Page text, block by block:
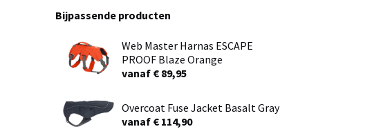
Bijpassende producten
Web Master Harnas ESCAPE
PROOF Blaze Orange
vanaf € 89,95
Overcoat Fuse Jacket Basalt Gray
vanaf € 114,90